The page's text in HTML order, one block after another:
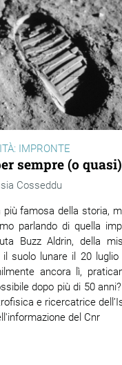
IMPRONTE
sempre (o quasi)
Cosseddu
più famosa della storia,
parlando di quella
Buzz Aldrin, della
il suolo lunare il 20 luglio
ancora lì,
dopo più di 50
e ricercatrice
del Cnr